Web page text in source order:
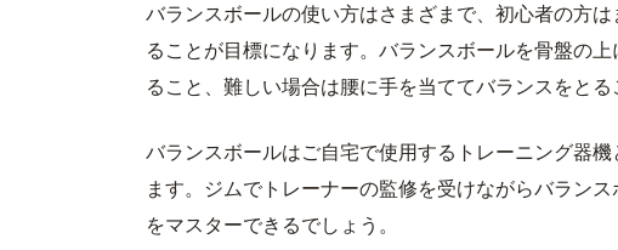
バランスボールの使い方はさまざまで、初心者の方
ることが目標になります。バランスボールを骨盤の
ること、難しい場合は腰に手を当ててバランスをと
バランスボールはご自宅で使用するトレーニング器
ます。ジムでトレーナーの監修を受けながらバラン
をマスターできるでしょう。